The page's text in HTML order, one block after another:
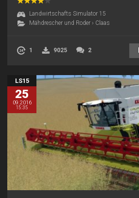
Landwirtschafts Simulator 15
Mähdrescher und Roder › Claas
1 9025 2
LS15
25
09.2016
15:35